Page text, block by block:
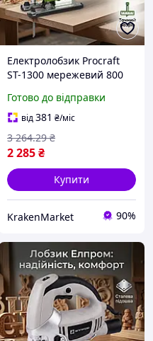
Електролобзик Procraft
ST-1300 мережевий 800
фанери та металу з
підсвічуванням 220 для
дому та майстерні
Готово до відправки
від381 ₴/міс
2 285₴
3 264.29 ₴
Купити
KrakenMarket 90%